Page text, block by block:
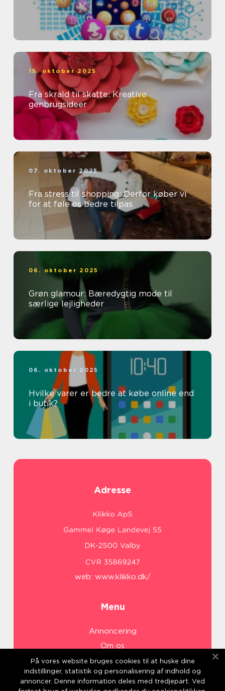
15. oktober 2025
Fra skrald til skatte: Kreative
genbrugsideer
07. oktober 2025
Fra stress til shopping: Derfor køber vi
for at føle os bedre tilpas
06. oktober 2025
Grøn glamour: Bæredygtig mode til
særlige lejligheder
06. oktober 2025
Hvilke varer er bedre at købe online end
i butik?
Adresse
web: www.klikko.dk/
Menu
Annoncering
Om os
Cookies
Kontakt os
På vores website bruges cookies til at huske dine
indstillinger, statistik og personalisering af indhold og
annoncer. Denne information deles med tredjepart. Ved